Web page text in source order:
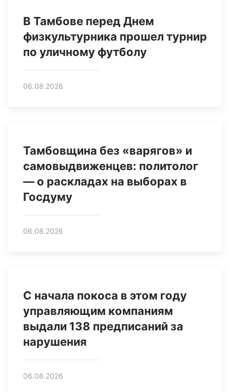
В Тамбове перед Днем
физкультурника прошел турнир
по уличному футболу
06.08.2026
Тамбовщина без «варягов» и
самовыдвиженцев: политолог
— о раскладах на выборах в
Госдуму
06.08.2026
С начала покоса в этом году
управляющим компаниям
выдали 138 предписаний за
нарушения
06.08.2026